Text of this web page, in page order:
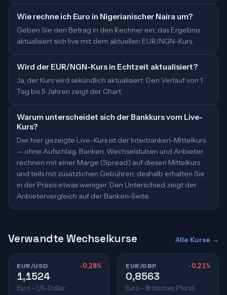
Wie rechne ich Euro in Nigerianischer Naira um?
Geben Sie den Betrag in den Rechner ein; das Ergebnis
aktualisiert sich live mit dem aktuellen EUR/NGN-Kurs.
Wird der EUR/NGN-Kurs in Echtzeit aktualisiert?
Ja, der Kurs wird sekündlich aktualisiert. Den Verlauf von 1
Tag bis 5 Jahren zeigt der Chart.
Warum unterscheidet sich der Bankkurs vom Live-
Kurs?
Der hier gezeigte Live-Kurs ist der Interbanken-Mittelkurs
— ohne Aufschlag. Banken, Wechselstuben und Anbieter
rechnen mit einer Marge (Spread) auf diesen Mittelkurs
und teils mit zusätzlichen Gebühren; deshalb erhalten Sie
in der Praxis etwas weniger. Den Unterschied zeigt der
Anbietervergleich auf der Banken-Seite.
Verwandte Wechselkurse Alle Kurse →
EUR/USD -0,28%
1,1524
Euro – US-Dollar
EUR/GBP -0,21%
0,8563
Euro – Britisches Pfund